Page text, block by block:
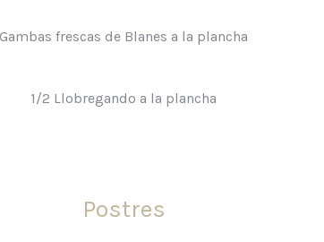
Gambas frescas de Blanes a la plancha
1/2 Llobregando a la plancha
Postres